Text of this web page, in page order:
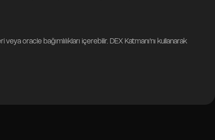
oracle bağımlılıkları içerebilir. DEX Katmanı'nı kullanarak